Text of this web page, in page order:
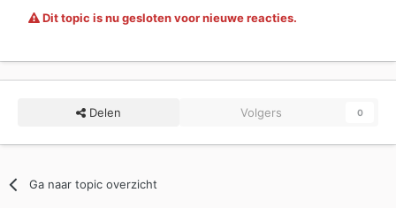
Dit topic is nu gesloten voor nieuwe reacties.
Delen Volgers 0
Ga naar topic overzicht